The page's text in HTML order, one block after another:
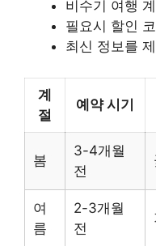
비수기 여행
필요시 할인
최신 정보를
계
절
예약 시기
봄
3-4개월
전
여
름
2-3개월
전